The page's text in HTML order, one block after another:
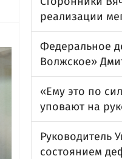
реализации
Федеральное
Волжское»
«Ему это по
уповают на
Руководитель
состоянием